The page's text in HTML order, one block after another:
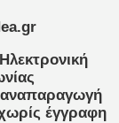
αναπαραγωγή
έγγραφη